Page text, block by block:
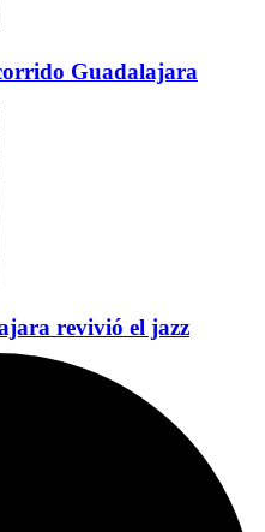
Guadalajara
revivió el jazz